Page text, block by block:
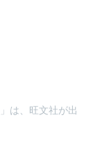
」は、旺文社が出